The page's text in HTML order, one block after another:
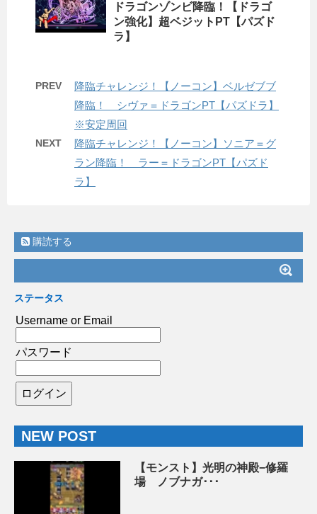
ドラゴンゾンビ降臨！【ドラゴ
ン強化】超ベジットPT【パズド
ラ】
PREV
降臨チャレンジ！【ノーコン】ベルゼブブ
降臨！ シヴァ＝ドラゴンPT【パズドラ】
※安定周回
NEXT
降臨チャレンジ！【ノーコン】ソニア＝グ
ラン降臨！ ラー＝ドラゴンPT【パズド
ラ】
購読する
ステータス
Username or Email
パスワード
NEW POST
【モンスト】光明の神殿−修羅
場 ノブナガ･･･